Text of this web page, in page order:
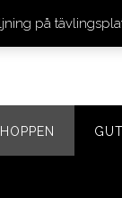
på